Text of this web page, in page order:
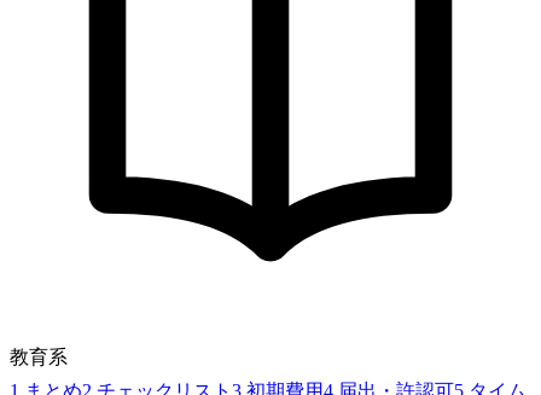
教育系
1 . まとめ2.チェックリスト 3.初期費用4.届出・許認可5.タイム